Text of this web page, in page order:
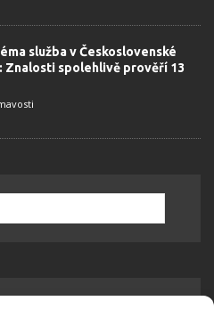
služba v Československé
Znalosti spolehlivě prověří 13